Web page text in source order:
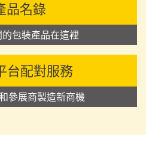
品名錄
包裝產品在這裡
台配對服務
參展商製造新商機